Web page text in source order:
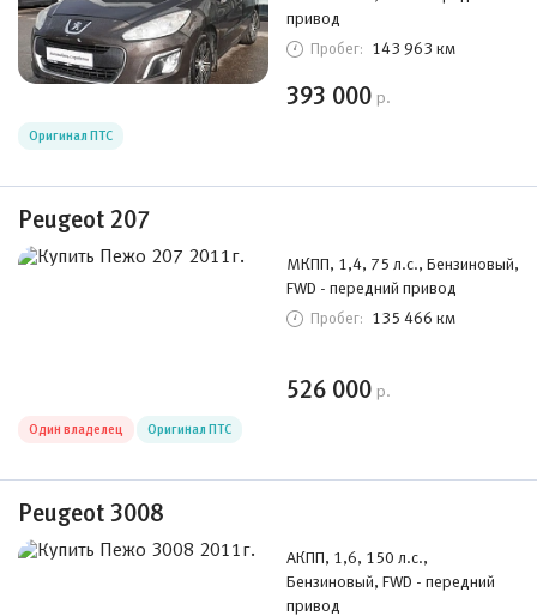
привод
Пробег: 143 963 км
393 000 р.
Оригинал ПТС
Peugeot 207
МКПП, 1,4, 75 л.с., Бензиновый,
FWD - передний привод
Пробег: 135 466 км
526 000 р.
Один владелец Оригинал ПТС
Peugeot 3008
АКПП, 1,6, 150 л.с.,
Бензиновый, FWD - передний
привод